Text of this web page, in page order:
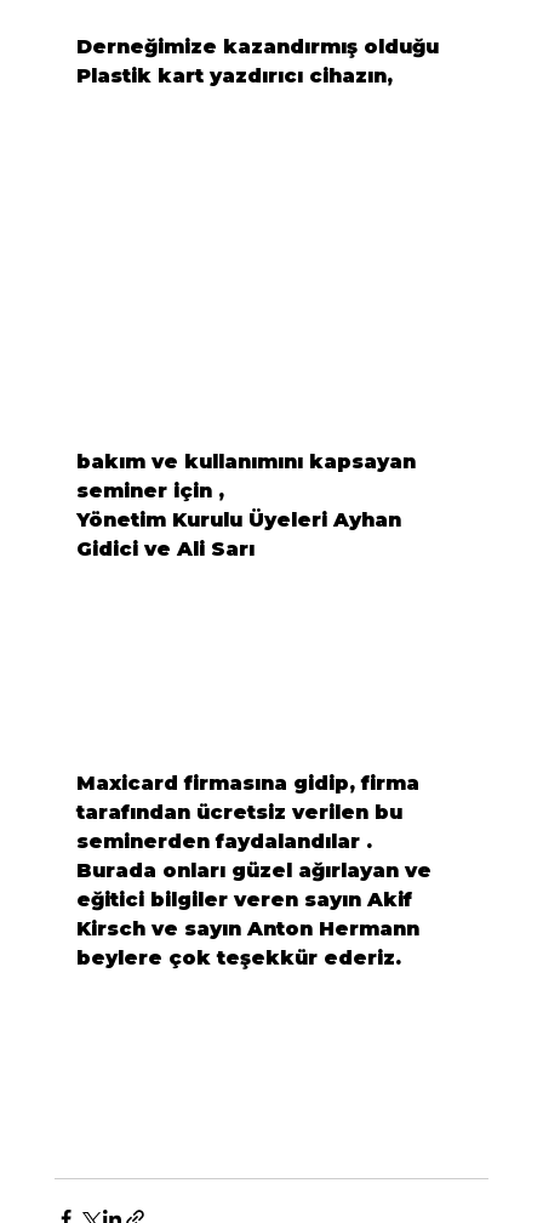
Derneğimize kazandırmış olduğu
Plastik kart yazdırıcı cihazın,
bakım ve kullanımını kapsayan
seminer için ,
Yönetim Kurulu Üyeleri Ayhan
Gidici ve Ali Sarı
Maxicard firmasına gidip, firma
tarafından ücretsiz verilen bu
seminerden faydalandılar .
Burada onları güzel ağırlayan ve
eğitici bilgiler veren sayın Akif
Kirsch ve sayın Anton Hermann
beylere çok teşekkür ederiz.